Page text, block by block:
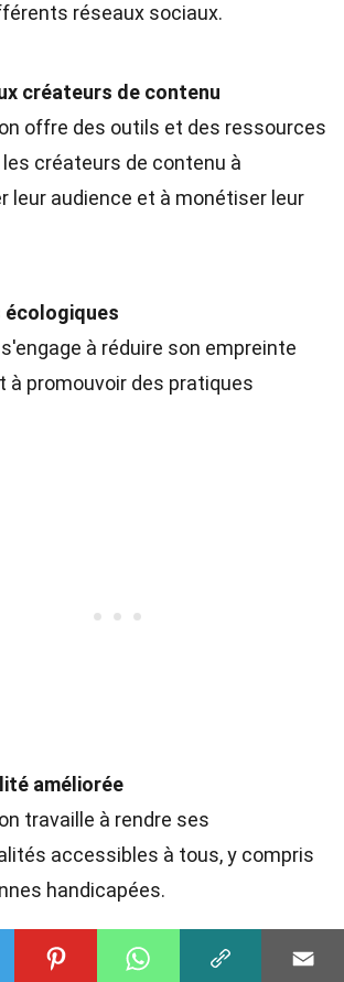
réseaux sociaux.
créateurs de contenu
offre des outils et des ressources
les créateurs de contenu à
leur audience et à monétiser leur
à réduire son empreinte
à promouvoir des pratiques
améliorée
travaille à rendre ses
accessibles à tous, y compris
handicapées.
envers la diversité